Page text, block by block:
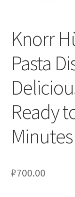
Knorr
Pasta
Ready
₽700.00